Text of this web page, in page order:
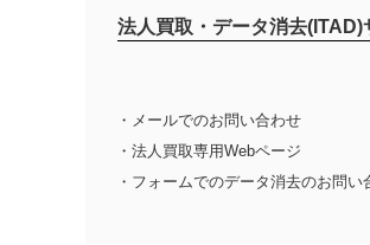
法人買取・データ消去(ITAD)
・メールでのお問い合わせ
・法人買取専用Webページ
・フォームでのデータ消去のお問い